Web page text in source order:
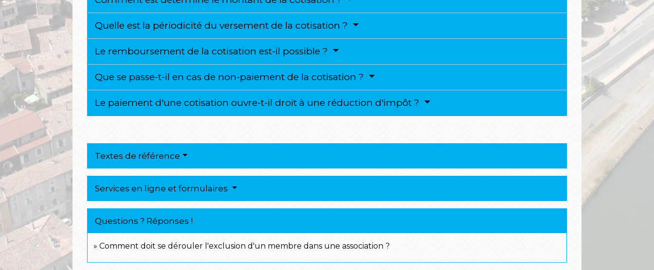
Quelle est la périodicité du versement de la cotisation ?
Le remboursement de la cotisation est-il possible ?
Que se passe-t-il en cas de non-paiement de la cotisation ?
Le paiement d'une cotisation ouvre-t-il droit à une réduction d'impôt ?
Textes de référence
Services en ligne et formulaires
Questions ? Réponses !
Comment doit se dérouler l'exclusion d'un membre dans une association ?